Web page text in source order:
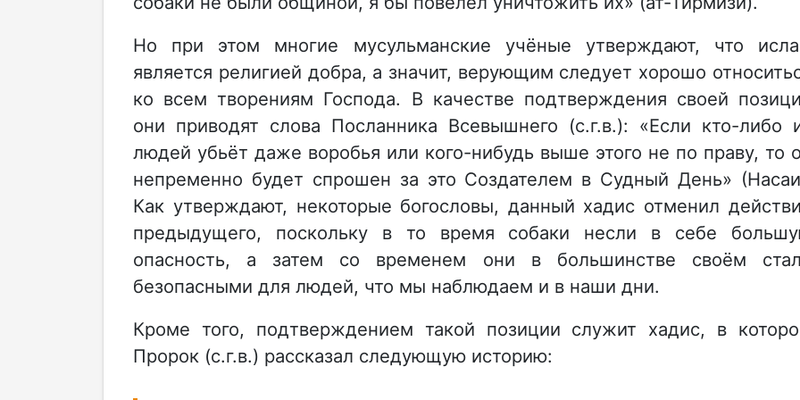
Но при этом многие мусульманские учёные утверждают, что
является религией добра, а значит, верующим следует хорошо
ко всем творениям Господа. В качестве подтверждения своей
они приводят слова Посланника Всевышнего (с.г.в.): «Если кто-либо
людей убьёт даже воробья или кого-нибудь выше этого не по праву, то
непременно будет спрошен за это Создателем в Судный День»
Как утверждают, некоторые богословы, данный хадис отменил
предыдущего, поскольку в то время собаки несли в себе
опасность, а затем со временем они в большинстве своём
безопасными для людей, что мы наблюдаем и в наши дни.
Кроме того, подтверждением такой позиции служит хадис, в
Пророк (с.г.в.) рассказал следующую историю: